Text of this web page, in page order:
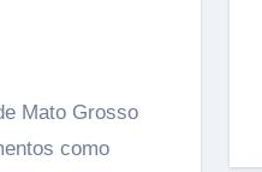
Mato Grosso
como
era em Santo Amaro da